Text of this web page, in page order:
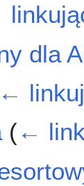
dla
←
(←